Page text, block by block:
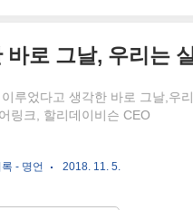
루었다고 생각한 바로 그날,우
링크, 할리데이비슨 CEO
- 명언 2018. 11. 5.